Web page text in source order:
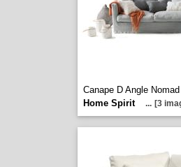
Canape D Angle
Home Spirit
... [3